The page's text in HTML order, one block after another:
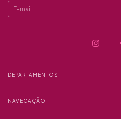
DEPARTAMENTOS
NAVEGAÇÃO